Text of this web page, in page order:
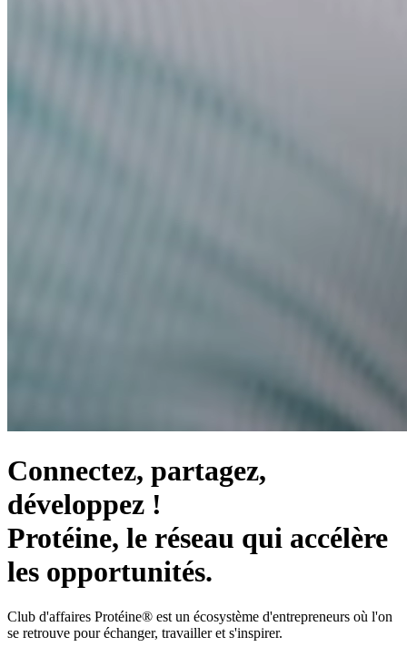
Connectez, partagez,
développez !
Protéine, le réseau qui accélère
les opportunités.
Club d'affaires Protéine® est un écosystème d'entrepreneurs où l'on
se retrouve pour échanger, travailler et s'inspirer.